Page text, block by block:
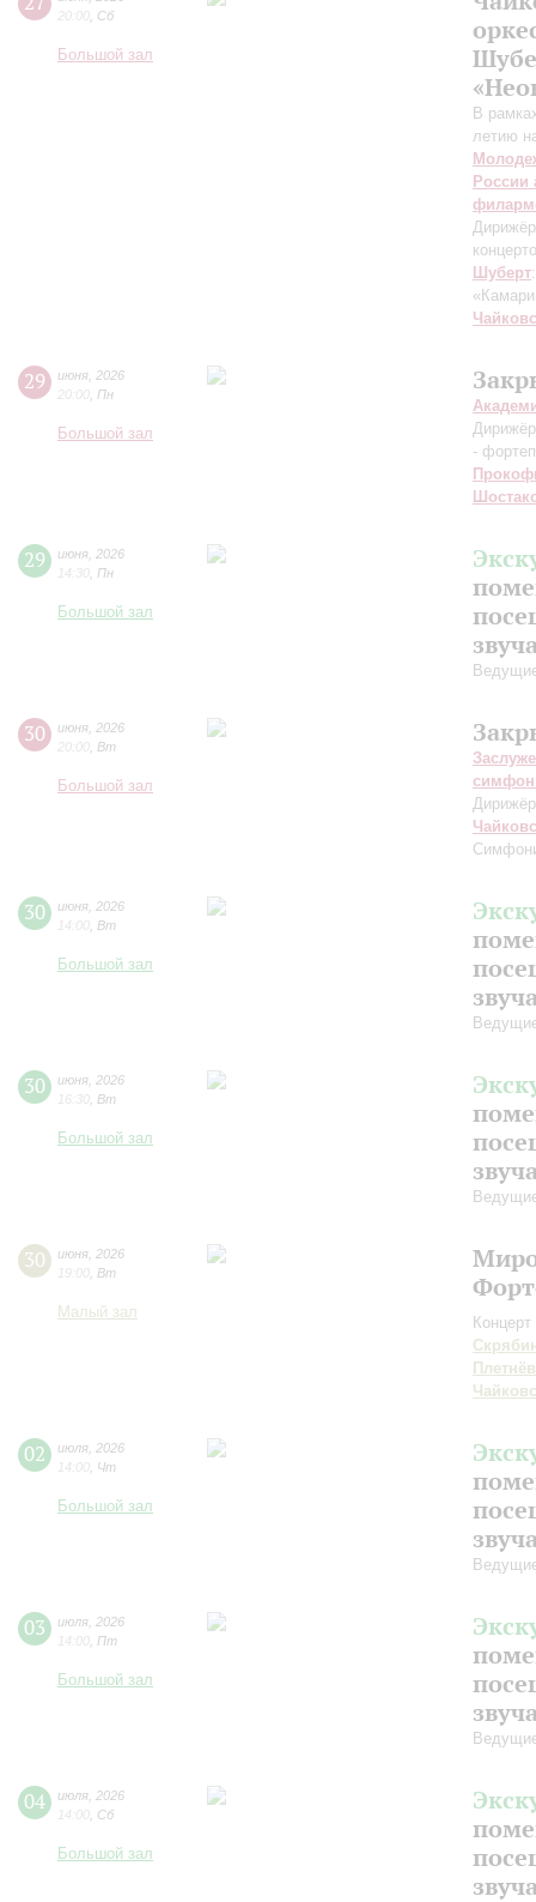
20:00 Сб
Большой зал
В
летию
России
Шуберт
29 июня 2026
20:00 Пн
Большой зал
-
29 июня 2026
14:30 Пн
Большой зал
30 июня 2026
20:00 Вт
Большой зал
30 июня 2026
14:00 Вт
Большой зал
30 июня 2026
16:30 Вт
Большой зал
30 июня 2026
19:00 Вт
Малый зал
Плетнёв
02 июля 2026
14:00 Чт
Большой зал
03 июля 2026
14:00 Пт
Большой зал
04 июля 2026
14:00 Сб
Большой зал